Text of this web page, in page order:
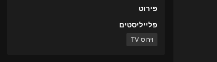
פירוט
פלייליסטים
וירוס TV